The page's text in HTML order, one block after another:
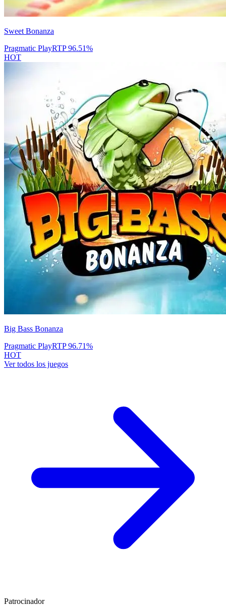
Sweet Bonanza
Pragmatic PlayRTP96.51%
HOT
Big Bass Bonanza
Pragmatic PlayRTP96.71%
HOT
Ver todos los juegos
Patrocinador